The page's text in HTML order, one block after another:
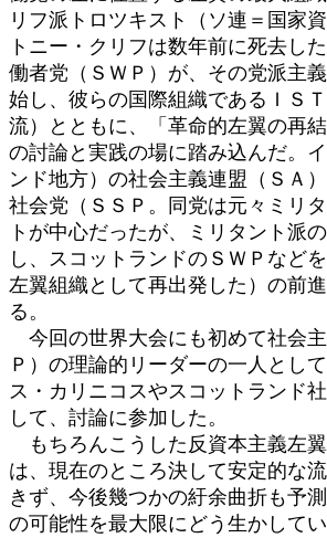
リフ派トロツキスト（ソ連＝国家
トニー・クリフは数年前に死去し
働者党（ＳＷＰ）が、その党派主
始し、彼らの国際組織であるＩＳ
流）とともに、「革命的左翼の再
の討論と実践の場に踏み込んだ。
ンド地方）の社会主義連盟（ＳＡ
社会党（ＳＳＰ。同党は元々ミリ
トが中心だったが、ミリタント派
し、スコットランドのＳＷＰなど
左翼組織として再出発した）の前
る。
今回の世界大会にも初めて社会
Ｐ）の理論的リーダーの一人とし
ス・カリニコスやスコットランド
して、討論に参加した。
もちろんこうした反資本主義左
は、現在のところ決して安定的な
きず、今後幾つかの紆余曲折も予
の可能性を最大限にどう生かして